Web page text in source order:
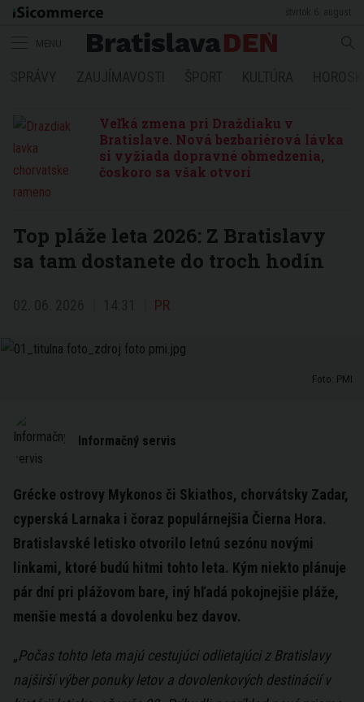
Veľká zmena pri Draždiaku v
Bratislave. Nová bezbariérová lávka
si vyžiada dopravné obmedzenia,
čoskoro sa však otvorí
Top pláže leta 2026: Z Bratislavy
sa tam dostanete do troch hodín
PR
Foto: PMI
Informačný servis
Grécke ostrovy Mykonos či Skiathos, chorvátsky Zadar,
cyperská Larnaka i čoraz populárnejšia Čierna Hora.
Bratislavské letisko otvorilo letnú sezónu novými
linkami, ktoré budú hitmi tohto leta. Kým niekto plánuje
pár dní pri plážovom bare, iný hľadá pokojnejšie pláže,
menšie mestá a dovolenku bez davov.
„Počas tohto leta majú cestujúci odlietajúci z Bratislavy
najširší výber ponuky letov a dovolenkových destinácií v